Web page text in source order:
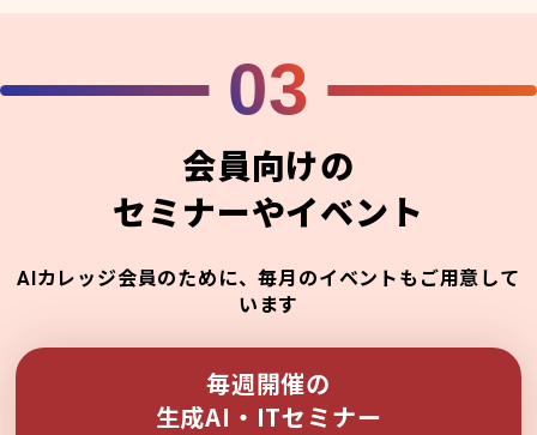
03
会員向けの
セミナーやイベント
AIカレッジ会員のために、毎月のイベントもご用意して
います
毎週開催の
生成AI・ITセミナー